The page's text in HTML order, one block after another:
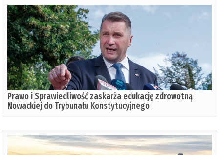
Prawo i Sprawiedliwość zaskarża edukację zdrowotną
Nowackiej do Trybunału Konstytucyjnego